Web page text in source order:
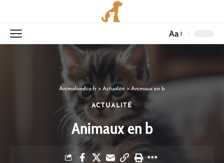
Aa
Animalandco.fr > Actualité >Animaux en b
ACTUALITÉ
Animaux en b